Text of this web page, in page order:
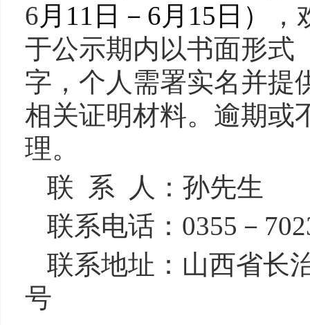
6月 11 日 －6月 15 日 ）
于公示期内以书面形式
字，个人需署实名并提
相关证明材料。逾期或
理。
联 系 人： 孙先生
联系电话： 0355 －
联系地址： 山西省长
号